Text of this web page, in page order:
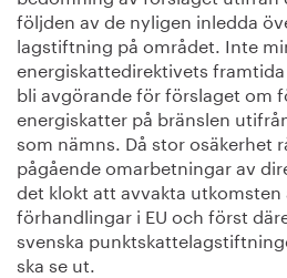
följden av de nyligen inledda
lagstiftning på området. Inte
energiskattedirektivets
bli avgörande för förslaget om
energiskatter på bränslen
som nämns. Då stor osäkerhet
pågående omarbetningar av
det klokt att avvakta
förhandlingar i EU och först
svenska
ska se ut.